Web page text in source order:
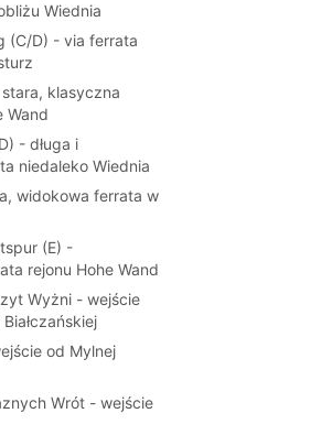
Wiednia
(C/D) - via ferrata
klasyczna
Wand
- długa i
niedaleko Wiednia
widokowa ferrata w
(E) -
rejonu Hohe Wand
Wyżni - wejście
od Mylnej
Wrót - wejście